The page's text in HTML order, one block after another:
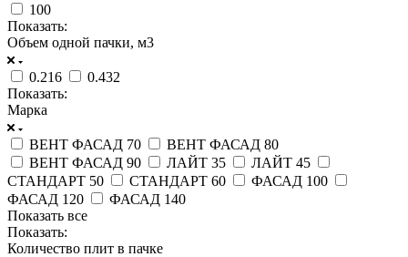
100
Показать:
Объем одной пачки, м3
0.216
0.432
Показать:
Марка
ВЕНТ ФАСАД 70
ВЕНТ ФАСАД 80
ВЕНТ ФАСАД 90
ЛАЙТ 35
ЛАЙТ 45
СТАНДАРТ 50
СТАНДАРТ 60
ФАСАД 100
ФАСАД 120
ФАСАД 140
Показать все
Показать:
Количество плит в пачке